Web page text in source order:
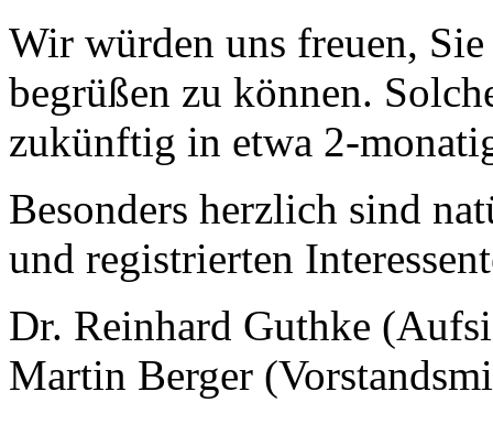
Wir würden uns freuen,
begrüßen zu können.
zukünftig in etwa 2-
Besonders herzlich sind
und registrierten
Dr. Reinhard Guthke
Martin Berger